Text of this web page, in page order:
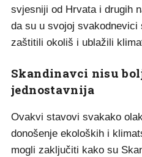
svjesniji od Hrvata i drugih
da su u svojoj
zaštitili okoliš i ublažili
Skandinavci nisu
jednostavnija
Ovakvi stavovi svakako
donošenje ekoloških i
mogli zaključiti kako su